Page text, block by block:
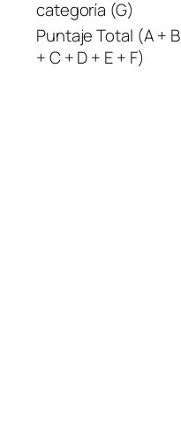
categoría (G)
Puntaje Total (A + B
+ C + D + E + F)